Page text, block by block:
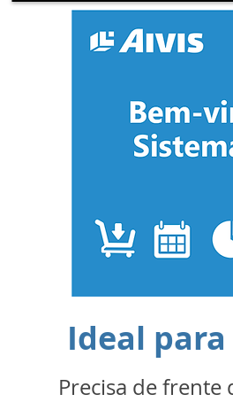
Ideal
Precisa de frente